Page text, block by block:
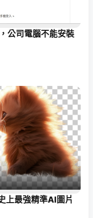
公司電腦不能安裝
最強精準AI圖片